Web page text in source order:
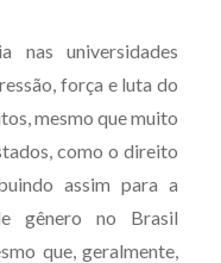
nas universidades
força e luta do
mesmo que muito
como o direito
assim para a
gênero no Brasil
que, geralmente,